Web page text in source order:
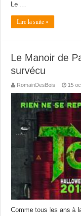
Le …
Lire la suite »
Le Manoir de
survécu
RomainDesBois 15
Comme tous les ans à